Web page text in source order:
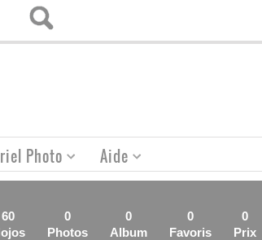
Photo Aide
60
0
Photos
0
Album
0
Favoris
0
Prix